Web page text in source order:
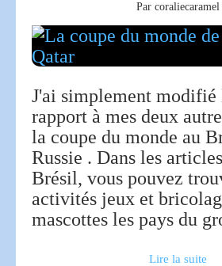
Par coraliecaramel
J'ai simplement modifié
rapport à mes deux
la coupe du monde au
Russie . Dans les
Brésil, vous pouvez
activités jeux et
mascottes les pays du
Lire la suite